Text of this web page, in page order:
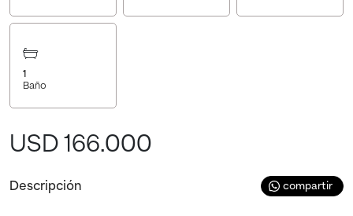
1
Baño
USD 166.000
Descripción compartir